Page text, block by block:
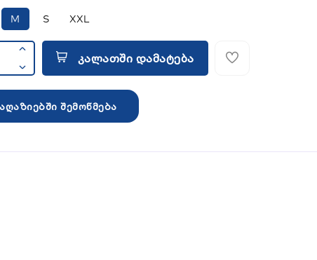
M S XXL
კალათში დამატება
შემოწმება